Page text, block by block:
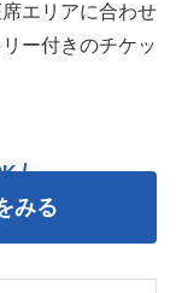
エリアに合わせ
ー付きのチケッ
みる